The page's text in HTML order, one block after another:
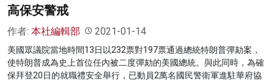
高保安警戒
作者: 本社編輯部 2021-01-14
美國眾議院當地時間13日以232票對197票通過總統特朗普彈劾案，
使特朗普成為史上首位任內被二度彈劾的美國總統。與此同時，為確
保拜登20日的就職禮安全舉行，已動員2萬名國民警衛軍進駐華府協